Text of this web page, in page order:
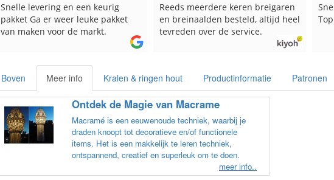
Snelle levering en een keurig
pakket Ga er weer leuke pakket
van maken voor de markt.
Reeds meerdere keren breigaren
en breinaalden besteld, altijd heel
tevreden over de service.
Boven Meer info Kralen & ringen hout Productinformatie Patronen
Ontdek de Magie van Macrame
Macramé is een eeuwenoude techniek, waarbij je
draden knoopt tot decoratieve en/of functionele
items. Het is een makkelijk te leren techniek,
ontspannend, creatief en superleuk om te doen.
meer info..